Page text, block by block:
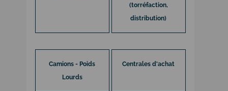
(torréfaction,
distribution)
Camions - Poids
Lourds
Centrales d'achat